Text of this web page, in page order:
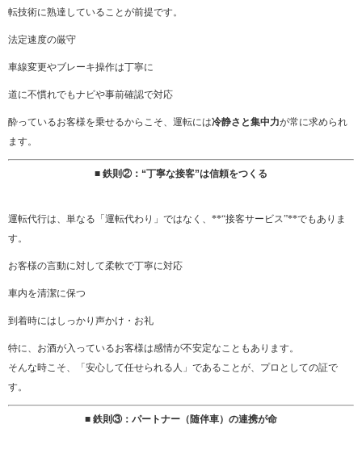
転技術に熟達していることが前提です。
法定速度の厳守
車線変更やブレーキ操作は丁寧に
道に不慣れでもナビや事前確認で対応
酔っているお客様を乗せるからこそ、運転には冷静さと集中力が常に求められ
ます。
■ 鉄則②：“丁寧な接客”は信頼をつくる
運転代行は、単なる「運転代わり」ではなく、**“接客サービス”**でもありま
す。
お客様の言動に対して柔軟で丁寧に対応
車内を清潔に保つ
到着時にはしっかり声かけ・お礼
特に、お酒が入っているお客様は感情が不安定なこともあります。
そんな時こそ、「安心して任せられる人」であることが、プロとしての証で
す。
■ 鉄則③：パートナー（随伴車）の連携が命